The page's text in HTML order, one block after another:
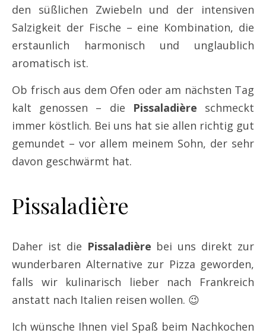
den süßlichen Zwiebeln und der intensiven
Salzigkeit der Fische – eine Kombination, die
erstaunlich harmonisch und unglaublich
aromatisch ist.
Ob frisch aus dem Ofen oder am nächsten Tag
kalt genossen – die Pissaladière schmeckt
immer köstlich. Bei uns hat sie allen richtig gut
gemundet – vor allem meinem Sohn, der sehr
davon geschwärmt hat.
Pissaladière
Daher ist die Pissaladière bei uns direkt zur
wunderbaren Alternative zur Pizza geworden,
falls wir kulinarisch lieber nach Frankreich
anstatt nach Italien reisen wollen. 😉
Ich wünsche Ihnen viel Spaß beim Nachkochen